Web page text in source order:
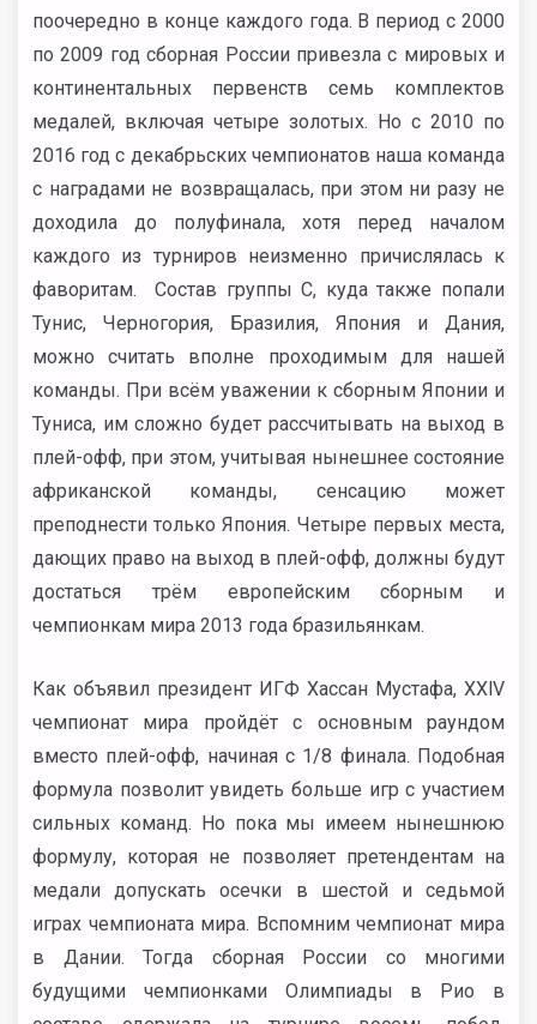
поочередно в конце каждого года. В период с 2000
по 2009 год сборная России привезла с мировых и
континентальных первенств семь комплектов
медалей, включая четыре золотых. Но с 2010 по
2016 год с декабрьских чемпионатов наша команда
с наградами не возвращалась, при этом ни разу не
доходила до полуфинала, хотя перед началом
каждого из турниров неизменно причислялась к
фаворитам. Состав группы C, куда также попали
Тунис, Черногория, Бразилия, Япония и Дания,
можно считать вполне проходимым для нашей
команды. При всём уважении к сборным Японии и
Туниса, им сложно будет рассчитывать на выход в
плей-офф, при этом, учитывая нынешнее состояние
африканской команды, сенсацию может
преподнести только Япония. Четыре первых места,
дающих право на выход в плей-офф, должны будут
достаться трём европейским сборным и
чемпионкам мира 2013 года бразильянкам.
Как объявил президент ИГФ Хассан Мустафа, ХХlV
чемпионат мира пройдёт с основным раундом
вместо плей-офф, начиная с 1/8 финала. Подобная
формула позволит увидеть больше игр с участием
сильных команд. Но пока мы имеем нынешнюю
формулу, которая не позволяет претендентам на
медали допускать осечки в шестой и седьмой
играх чемпионата мира. Вспомним чемпионат мира
в Дании. Тогда сборная России со многими
будущими чемпионками Олимпиады в Рио в